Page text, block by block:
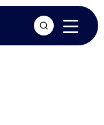
arrow_forward